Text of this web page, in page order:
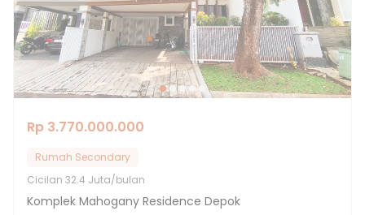
Rp 3.770.000.000
Rumah Secondary
Cicilan 32.4 Juta/bulan
Komplek Mahogany Residence Depok